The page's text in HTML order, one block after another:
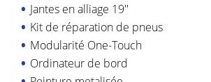
Jantes en alliage 19''
Kit de réparation de pneus
Modularité One-Touch
Ordinateur de bord